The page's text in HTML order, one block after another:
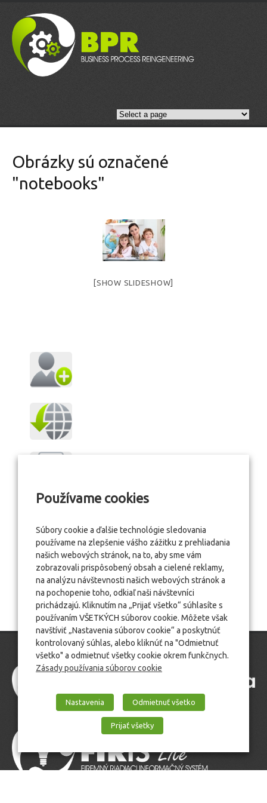
Obrázky sú označené
"notebooks"
[SHOW SLIDESHOW]
Používame cookies
Súbory cookie a ďalšie technológie sledovania
používame na zlepšenie vášho zážitku z prehliadania
našich webových stránok, na to, aby sme vám
zobrazovali prispôsobený obsah a cielené reklamy,
na analýzu návštevnosti našich webových stránok a
na pochopenie toho, odkiaľ naši návštevníci
prichádzajú. Kliknutím na „Prijať všetko“ súhlasíte s
používaním VŠETKÝCH súborov cookie. Môžete však
navštíviť „Nastavenia súborov cookie“ a poskytnúť
kontrolovaný súhlas, alebo kliknúť na "Odmietnuť
všetko" a odmietnuť všetky cookie okrem funkčnych.
Zásady používania súborov cookie
Nastavenia Odmietnuť všetko
Prijať všetky